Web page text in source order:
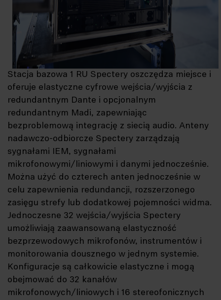
Stacja bazowa 1 RU Spectery oszczędza miejsce i
oferuje elastyczne cyfrowe wejścia/wyjścia z
redundantnym Dante i opcjonalnym
redundantnym Madi, zapewniając
bezproblemową integrację z siecią audio. Anteny
nadawczo-odbiorcze Spectery zarządzają
sygnałami IEM, sygnałami
mikrofonowymi/liniowymi i danymi jednocześnie.
Można użyć do czterech anten jednocześnie w
celu zapewnienia redundancji, rozszerzonego
zasięgu strefy lub dodatkowej pojemności widma.
Jednoczesne 32 wejścia/wyjścia Spectery
umożliwiają zaawansowaną elastyczność
bezprzewodowych mikrofonów, instrumentów i
monitorowania dousznego w jednym systemie.
Konfiguracje są całkowicie elastyczne i mogą
obejmować do 32 kanałów
mikrofonowych/liniowych i 16 stereofonicznych